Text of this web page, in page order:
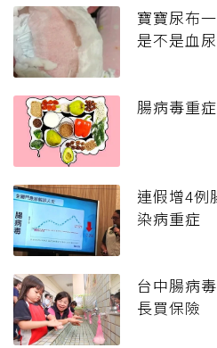
寶寶尿布
是不是血尿
腸病毒重
連假增4例
染病重症
台中腸病
長買保險